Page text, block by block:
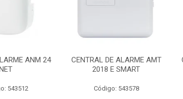
ANM 24
543512
CENTRAL DE ALARME AMT
2018 E SMART
Código: 543578